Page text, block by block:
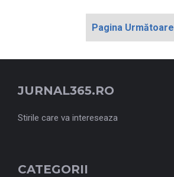
Pagina Următoare
JURNAL365.RO
Stirile care va intereseaza
CATEGORII